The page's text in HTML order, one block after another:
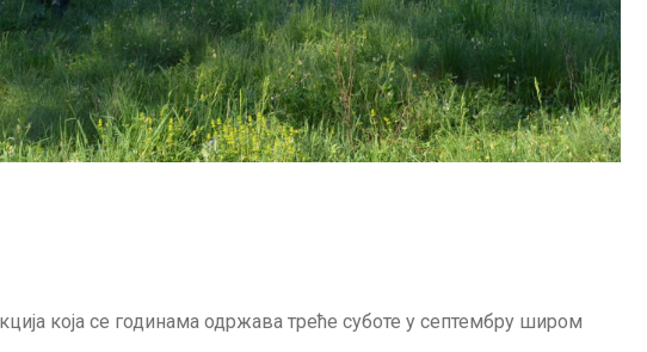
која се годинама одржава треће суботе у септембру широм